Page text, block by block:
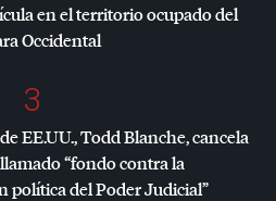
en el territorio ocupado del
Occidental
3
EE.UU., Todd Blanche, cancela
“fondo contra la
del Poder Judicial”